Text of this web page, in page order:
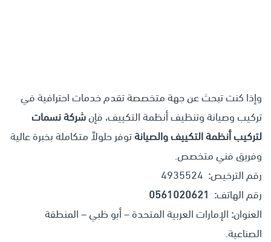
وإذا كنت تبحث عن جهة متخصصة تقدم خدمات احترافية في
تركيب وصيانة وتنظيف أنظمة التكييف، فإنشركة نسمات
لتركيب أنظمة التكييف والصيانةتوفر حلولاً متكاملة بخبرة عالية
وفريق فني متخصص.
رقم الترخيص:
رقم الهاتف:
0561020621
العنوان: الإمارات العربية المتحدة – أبو ظبي – المنطقة
الصناعية.